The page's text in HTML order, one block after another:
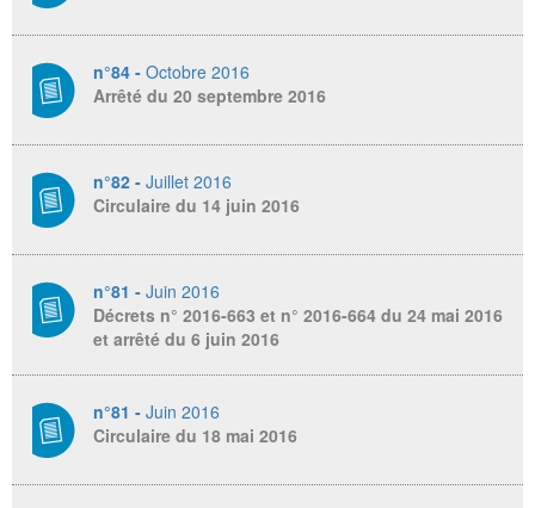
n°84 - Octobre 2016
Arrêté du 20 septembre 2016
n°82 - Juillet 2016
Circulaire du 14 juin 2016
n°81 - Juin 2016
Décrets n° 2016-663 et n° 2016-664 du 24 mai 2016
et arrêté du 6 juin 2016
n°81 - Juin 2016
Circulaire du 18 mai 2016